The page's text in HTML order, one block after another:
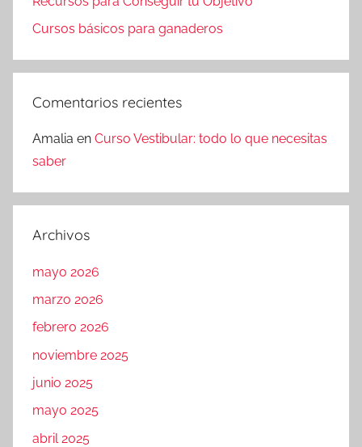
Cursos básicos para ganaderos
Comentarios recientes
Amalia en Curso Vestibular: todo lo que necesitas
saber
Archivos
mayo 2026
marzo 2026
febrero 2026
noviembre 2025
junio 2025
mayo 2025
abril 2025